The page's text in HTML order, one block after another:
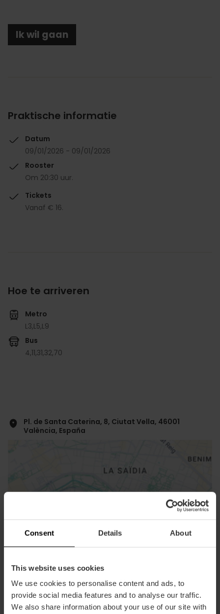
Consent Details About
This website uses cookies
We use cookies to personalise content and ads, to
provide social media features and to analyse our traffic.
We also share information about your use of our site with
Ik wil gaan
Praktische informatie
Datum
09/01/2026 - 09/01/2026
Rooster
Om 20:30 uur.
Tickets
Vanaf € 16.
Hoe te arriveren
Metro
L3,L5,L9
Bus
4,11,31,32,70
Pl. de Santa Caterina, 8, Ciutat Vella, 46001
València, España
Bekijk kaart